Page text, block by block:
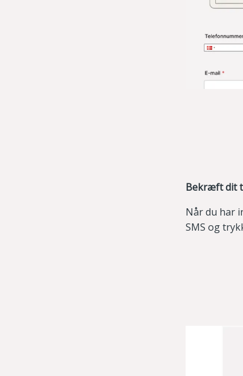
Bekræft dit
Når du har
SMS og